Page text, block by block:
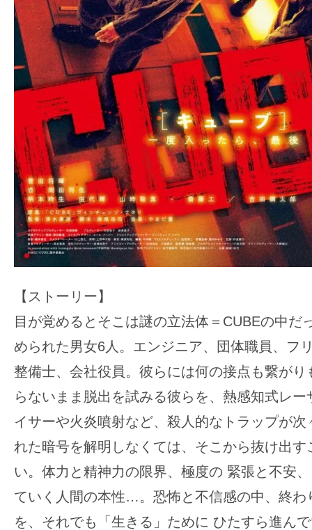
【ストーリー】
目が覚めるとそこは謎の立法体＝CUBEの中だ
められた男女6人。エンジニア、団体職員、フ
整備士、会社役員。彼らには何の接点も繋がり
らないまま脱出を試みる彼らを、熱感知式レ
イサーや火炎噴射など、殺人的なトラップが
れた暗号を解明しなくては、そこから抜け出
い。体力と精神力の限界、極度の 緊張と不安
ていく人間の本性…。恐怖と不信感の中、終わ
を、それでも「生きる」ために ひたすら進ん